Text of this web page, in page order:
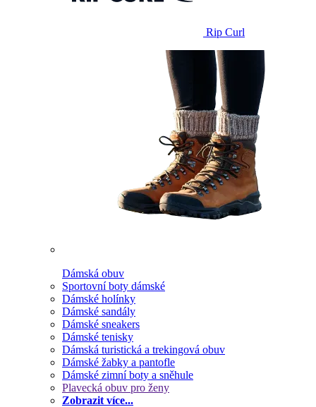
Rip Curl
Dámská obuv
Sportovní boty dámské
Dámské holínky
Dámské sandály
Dámské sneakers
Dámské tenisky
Dámská turistická a trekingová obuv
Dámské žabky a pantofle
Dámské zimní boty a sněhule
Plavecká obuv pro ženy
Zobrazit více...